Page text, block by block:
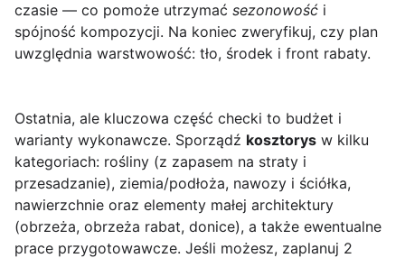
czasie — co pomoże utrzymać sezonowość i
spójność kompozycji. Na koniec zweryfikuj, czy plan
uwzględnia warstwowość: tło, środek i front rabaty.
Ostatnia, ale kluczowa część checki to budżet i
warianty wykonawcze. Sporządź kosztorys w kilku
kategoriach: rośliny (z zapasem na straty i
przesadzanie), ziemia/podłoża, nawozy i ściółka,
nawierzchnie oraz elementy małej architektury
(obrzeża, obrzeża rabat, donice), a także ewentualne
prace przygotowawcze. Jeśli możesz, zaplanuj 2